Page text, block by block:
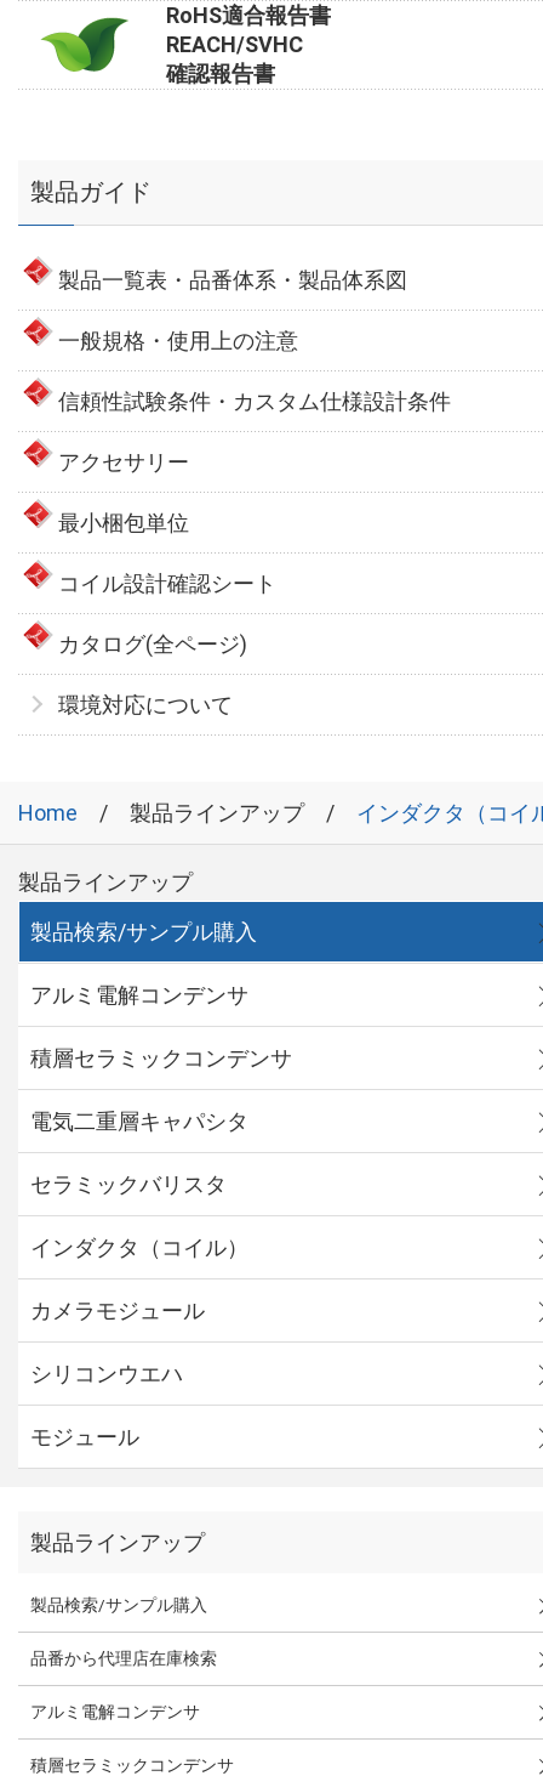
RoHS適合報告書
REACH/SVHC
確認報告書
製品ガイド
製品一覧表・品番体系・製品体系図
一般規格・使用上の注意
信頼性試験条件・カスタム仕様設計条件
アクセサリー
最小梱包単位
コイル設計確認シート
カタログ(全ページ)
環境対応について
Home 製品ラインアップ インダクタ（コイ
製品ラインアップ
製品検索/サンプル購入
アルミ電解コンデンサ
積層セラミックコンデンサ
電気二重層キャパシタ
セラミックバリスタ
インダクタ（コイル）
カメラモジュール
シリコンウエハ
モジュール
製品ラインアップ
製品検索/サンプル購入
品番から代理店在庫検索
アルミ電解コンデンサ
積層セラミックコンデンサ